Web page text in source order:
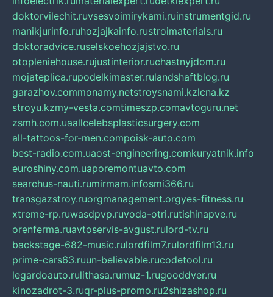
doktorvilechit.ruvsesvoimirykami.ruinstrumentgid.ru
manikjurinfo.ruhozjajkainfo.rustroimaterials.ru
doktoradvice.ruselskoehozjajstvo.ru
otopleniehouse.rujustinterior.ruchastnyjdom.ru
mojateplica.rupodelkimaster.rulandshaftblog.ru
garazhov.commonamy.netstroysnami.kzlcna.kz
stroyu.kzmy-vesta.comtimeszp.comavtoguru.net
zsmh.com.uaallcelebsplasticsurgery.com
all-tattoos-for-men.compoisk-auto.com
best-radio.com.uaost-engineering.comkuryatnik.info
euroshiny.com.uaporemontuavto.com
searchus-nauti.rumirmam.infosmi366.ru
transgazstroy.ruorgmanagement.orgyes-fitness.ru
xtreme-rp.ruwasdpvp.ruvoda-otri.rutishinapve.ru
orenferma.ruavtoservis-avgust.rulord-tv.ru
backstage-682-music.rulordfilm7.rulordfilm13.ru
prime-cars63.ruun-believable.rucodetool.ru
legardoauto.rulithasa.rumuz-1.rugooddver.ru
kinozadrot-3.ruqr-plus-promo.ru2shizashop.ru